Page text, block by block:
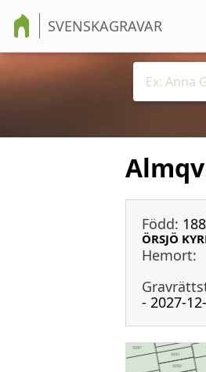
SVENSKAGRAVAR
Född:
ÖRSJÖ
Hemort:
- 2027-